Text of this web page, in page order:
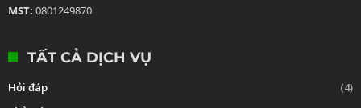
MST: 0801249870
TẤT CẢ DỊCH VỤ
Hỏi đáp
(4)